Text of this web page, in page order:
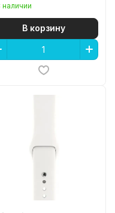
наличии
В корзину